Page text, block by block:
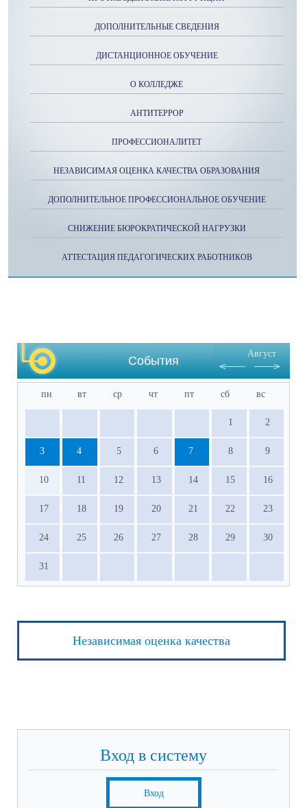
ДОПОЛНИТЕЛЬНЫЕ СВЕДЕНИЯ
ДИСТАНЦИОННОЕ ОБУЧЕНИЕ
О КОЛЛЕДЖЕ
АНТИТЕРРОР
ПРОФЕССИОНАЛИТЕТ
НЕЗАВИСИМАЯ ОЦЕНКА КАЧЕСТВА ОБРАЗОВАНИЯ
ДОПОЛНИТЕЛЬНОЕ ПРОФЕССИОНАЛЬНОЕ ОБУЧЕНИЕ
СНИЖЕНИЕ БЮРОКРАТИЧЕСКОЙ НАГРУЗКИ
АТТЕСТАЦИЯ ПЕДАГОГИЧЕСКИХ РАБОТНИКОВ
События
Август
пн вт ср чт пт сб вс
1 2
3 4 5 6 7 8 9
10 11 12 13 14 15 16
17 18 19 20 21 22 23
24 25 26 27 28 29 30
31
Независимая оценка качества
Вход в систему
Вход